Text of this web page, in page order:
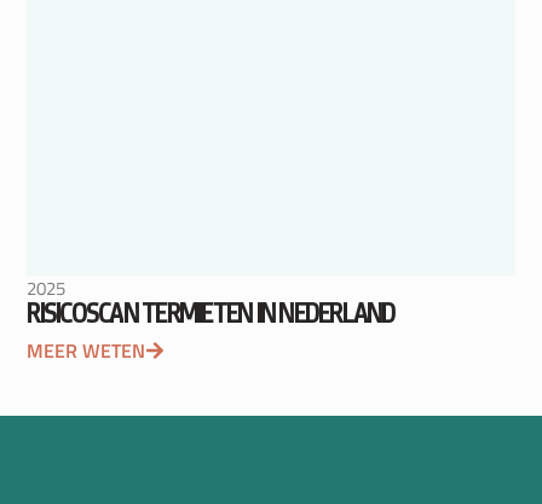
2025
RISICOSCAN TERMIETEN IN NEDERLAND
MEER WETEN